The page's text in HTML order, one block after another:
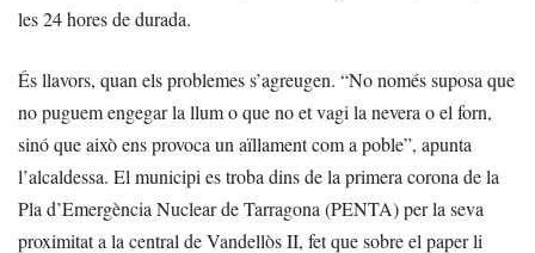
les 24 hores de durada.
És llavors, quan els problemes s’agreugen. “No només suposa que
no puguem engegar la llum o que no et vagi la nevera o el forn,
sinó que això ens provoca un aïllament com a poble”, apunta
l’alcaldessa. El municipi es troba dins de la primera corona de la
Pla d’Emergència Nuclear de Tarragona (PENTA) per la seva
proximitat a la central de Vandellòs II, fet que sobre el paper li